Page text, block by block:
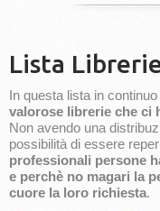
Lista
In questa lista in
valorose librerie che ci
Non avendo una
possibilità di essere
professionali persone
e perchè no magari la
cuore la loro richiesta.